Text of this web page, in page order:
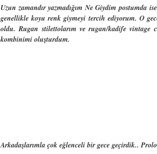
Uzun zamandır yazmadığım Ne Giydim postumda
genellikle koyu renk giymeyi tercih ediyorum. O
oldu. Rugan stilettolarım ve rugan/kadife vintage
kombinimi oluşturdum.
Arkadaşlarımla çok eğlenceli bir gece geçirdik..